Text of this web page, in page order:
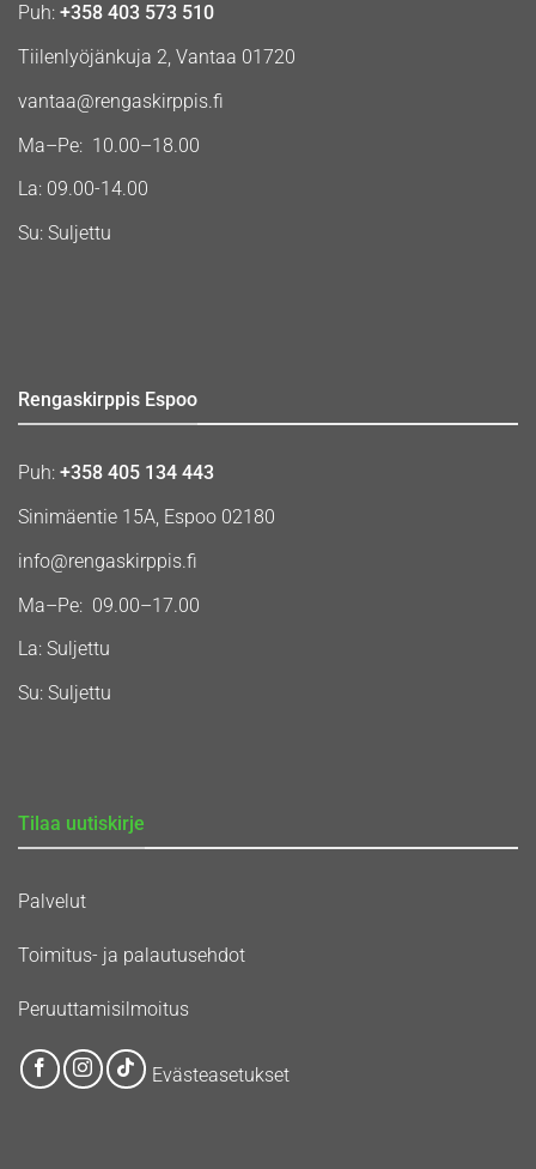
Puh: +358 403 573 510
Tiilenlyöjänkuja 2, Vantaa 01720
vantaa@rengaskirppis.fi
Ma–Pe: 10.00–18.00
La: 09.00-14.00
Su: Suljettu
Rengaskirppis Espoo
Puh: +358 405 134 443
Sinimäentie 15A, Espoo 02180
info@rengaskirppis.fi
Ma–Pe: 09.00–17.00
La: Suljettu
Su: Suljettu
Tilaa uutiskirje
Palvelut
Toimitus- ja palautusehdot
Peruuttamisilmoitus
Evästeasetukset